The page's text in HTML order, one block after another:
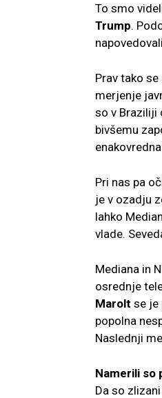
To smo
Trump.
Prav tako
merjenje
so v Braziliji
bivšemu
Pri nas pa
je v ozadju
lahko
vlade.
Mediana in
osrednje
Marolt se je
popolna
Naslednji
Namerili so
Da so